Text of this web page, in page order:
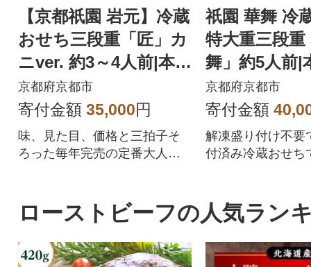
【京都祇園 岩元】冷蔵
おせち三段重「匠」カ
ニver. 約3～4人前|本格
料亭おせち 毎年完売必
至
京都府京都市
寄付金額 35,000円
味、見た目、価格と三拍子そ
ろった毎年完売の定番大人気
おせち おすすめ 三段重 3人 4
人 2027 正月 お祝い おせち お
節 京おせち 京料理 グルメ お
取り寄せ 通販 送料無料 ふるさ
祇園 華舞 冷
特大重三段重
舞」約5人前|
おせち 豪華
沢 大人気
京都府京都市
寄付金額
解凍盛り付け不要
付済み冷蔵おせち
グルメ 正月 2027
料理 お取り寄せ
送料無料 ふるさ
ローストビーフの人気ラン